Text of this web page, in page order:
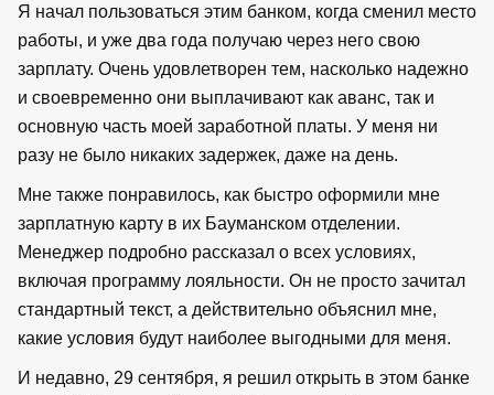
Я начал пользоваться этим банком, когда сменил место
работы, и уже два года получаю через него свою
зарплату. Очень удовлетворен тем, насколько надежно
и своевременно они выплачивают как аванс, так и
основную часть моей заработной платы. У меня ни
разу не было никаких задержек, даже на день.
Мне также понравилось, как быстро оформили мне
зарплатную карту в их Бауманском отделении.
Менеджер подробно рассказал о всех условиях,
включая программу лояльности. Он не просто зачитал
стандартный текст, а действительно объяснил мне,
какие условия будут наиболее выгодными для меня.
И недавно, 29 сентября, я решил открыть в этом банке